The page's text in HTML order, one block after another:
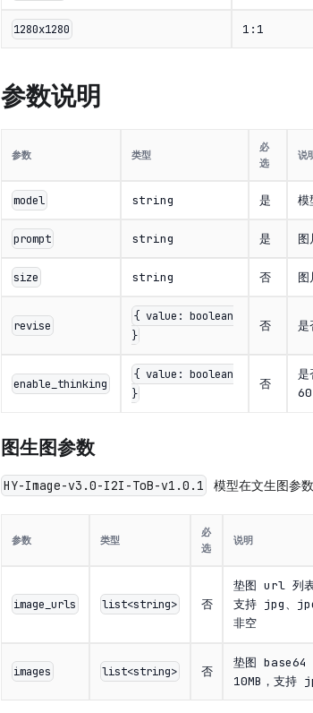
1280x1280 1:1
参数说明
参数 类型
必
选
说
model string 是 模
prompt string 是
size string 否 图
revise
{ value: boolean
}
否 是
enable_thinking
{ value: boolean
}
否
是
60
图生图参数
HY-Image-v3.0-I2I-ToB-v1.0.1 模型在文生图参
参数 类型
必
选
说明
image_urls list<string> 否
垫图 url 列
支持 jpg、
非空
images list<string> 否
垫图 base64
10MB，支持